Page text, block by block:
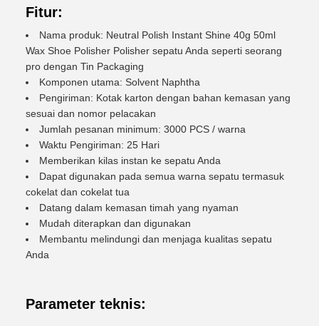
Fitur:
Nama produk: Neutral Polish Instant Shine 40g 50ml
Wax Shoe Polisher Polisher sepatu Anda seperti seorang
pro dengan Tin Packaging
Komponen utama: Solvent Naphtha
Pengiriman: Kotak karton dengan bahan kemasan yang
sesuai dan nomor pelacakan
Jumlah pesanan minimum: 3000 PCS / warna
Waktu Pengiriman: 25 Hari
Memberikan kilas instan ke sepatu Anda
Dapat digunakan pada semua warna sepatu termasuk
cokelat dan cokelat tua
Datang dalam kemasan timah yang nyaman
Mudah diterapkan dan digunakan
Membantu melindungi dan menjaga kualitas sepatu
Anda
Parameter teknis: